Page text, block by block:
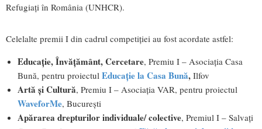
Refugiaţi în România (UNHCR).
Celelalte premii I din cadrul competiției au fost acordate astfel:
Educație, Învățământ, Cercetare, Premiu I – Asociația Casa
Bună, pentru proiectul Educaţie la Casa Bună, Ilfov
Artă și Cultură, Premiu I – Asociația VAR, pentru proiectul
WaveforMe, București
Apărarea drepturilor individuale/ colective, Premiul I – Salvați